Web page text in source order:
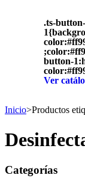
.ts-
button-
Ver
Inicio>Productos
Categorías